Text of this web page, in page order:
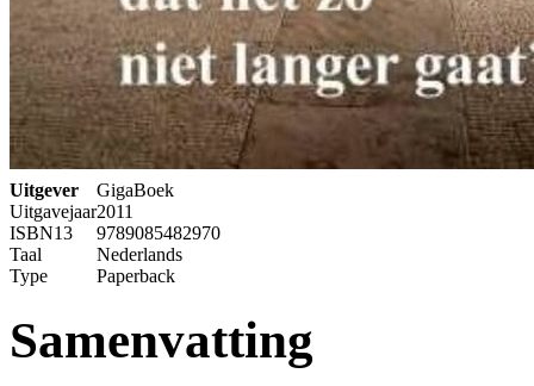
Uitgever
GigaBoek
Uitgavejaar2011
ISBN13
9789085482970
Taal
Nederlands
Type
Paperback
Samenvatting